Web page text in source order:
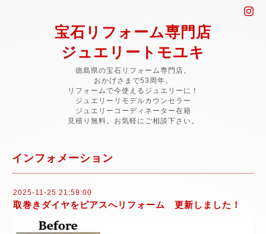
宝石リフォーム専門店
ジュエリートモユキ
徳島県の宝石リフォーム専門店。
おかげさまで53周年。
リフォームで今使えるジュエリーに！
ジュエリーリモデルカウンセラー
ジュエリーコーディネーター在籍
見積り無料。お気軽にご相談下さい。
インフォメーション
2025-11-25 21:59:00
取巻きダイヤをピアスへリフォーム 更新しました！